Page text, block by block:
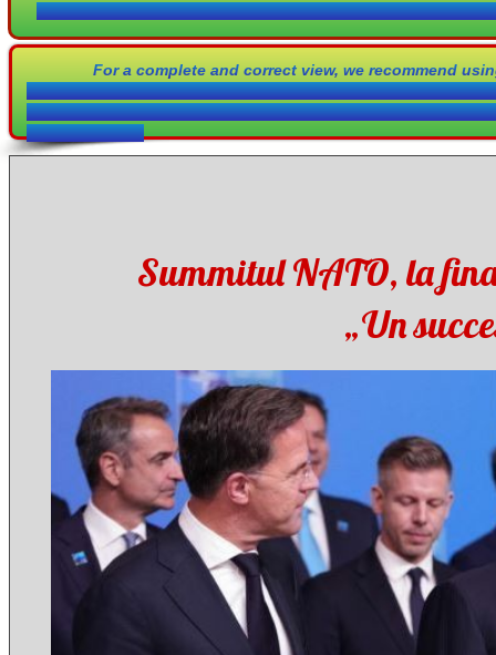
Vă mulţumim
For a complete and correct view, we recommend
Mobile viewing is limited due to the newspaper profile,
understanding!
Summitul NATO, la
„Un